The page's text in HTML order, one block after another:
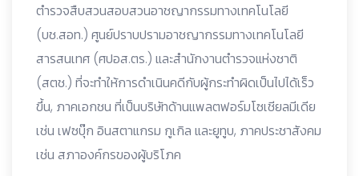
ตำรวจสืบสวนสอบสวนอาชญากรรมทางเทคโนโลยี
(บช.สอท.) ศูนย์ปราบปรามอาชญากรรมทางเทคโนโลยี
สารสนเทศ (ศปอส.ตร.) และสำนักงานตำรวจแห่งชาติ
(สตช.) ที่จะทำให้การดำเนินคดีกับผู้กระทำผิดเป็นไปได้เร็ว
ขึ้น, ภาคเอกชน ที่เป็นบริษัทด้านแพลตฟอร์มโซเชียลมีเดีย
เช่น เฟซบุ๊ก อินสตาแกรม กูเกิล และยูทูบ, ภาคประชาสังคม
เช่น สภาองค์กรของผู้บริโภค